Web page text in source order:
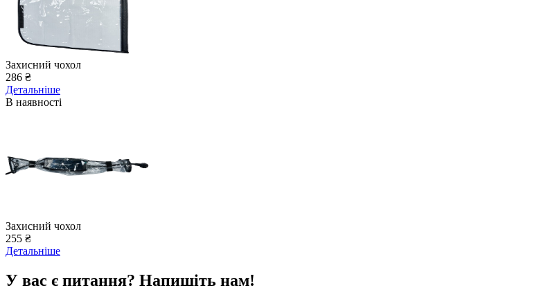
Захисний чохол
286 ₴
Детальніше
В наявності
Захисний чохол
255 ₴
Детальніше
У вас є питання? Напишіть нам!